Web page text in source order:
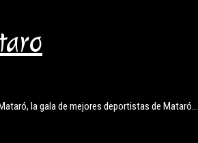
la gala de mejores deportistas de Mataró…